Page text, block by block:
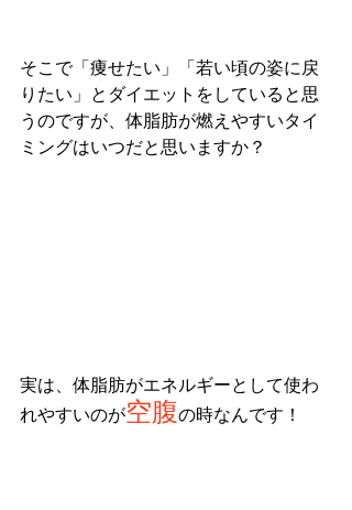
そこで「痩せたい」「若い頃の姿に戻
りたい」とダイエットをしていると思
うのですが、体脂肪が燃えやすいタイ
ミングはいつだと思いますか？
実は、体脂肪がエネルギーとして使わ
れやすいのが空腹の時なんです！